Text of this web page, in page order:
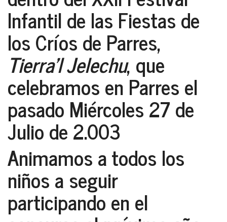
Infantil de las Fiestas de
los Críos de Parres,
Tierra’l Jelechu, que
celebramos en Parres el
pasado Miércoles 27 de
Julio de 2.003
Animamos a todos los
niños a seguir
participando en el